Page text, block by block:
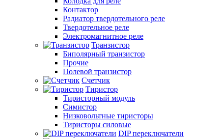
Контактор
Радиатор твердотельного реле
Твердотельное реле
Электромагнитное реле
Транзистор
Биполярный транзистор
Прочие
Полевой транзистор
Счетчик
Тиристор
Тиристорный модуль
Симистор
Низковольтные тиристоры
Тиристоры силовые
DIP переключатели